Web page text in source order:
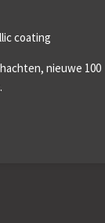
coating
nieuwe 100